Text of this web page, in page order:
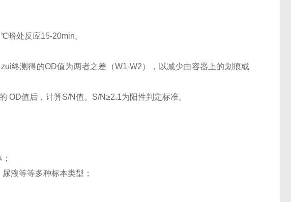
暗处反应15-20min。
终测得的OD值为两者之差（W1-W2），以减少由容器上的划痕或
OD值后，计算S/N值。S/N≥2.1为阳性判定标准。
液等等多种标本类型；